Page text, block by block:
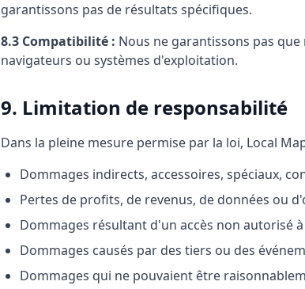
garantissons pas de résultats spécifiques.
8.3 Compatibilité : Nous ne garantissons pas
navigateurs ou systèmes d'exploitation.
9. Limitation de responsabilité
Dans la pleine mesure permise par la loi, Local
Dommages indirects, accessoires, spéciaux,
Pertes de profits, de revenus, de données ou
Dommages résultant d'un accès non autorisé
Dommages causés par des tiers ou des
Dommages qui ne pouvaient être